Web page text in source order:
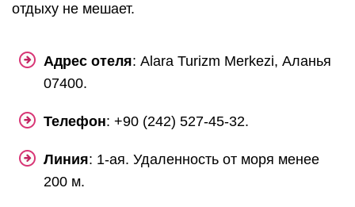
отдыху не мешает.
Адрес отеля: Alara Turizm Merkezi, Аланья
07400.
Телефон: +90 (242) 527-45-32.
Линия: 1-ая. Удаленность от моря менее
200 м.